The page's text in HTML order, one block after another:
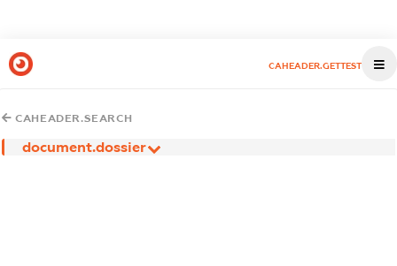
CAHEADER.GETTEST
CAHEADER.SEARCH
document.dossier